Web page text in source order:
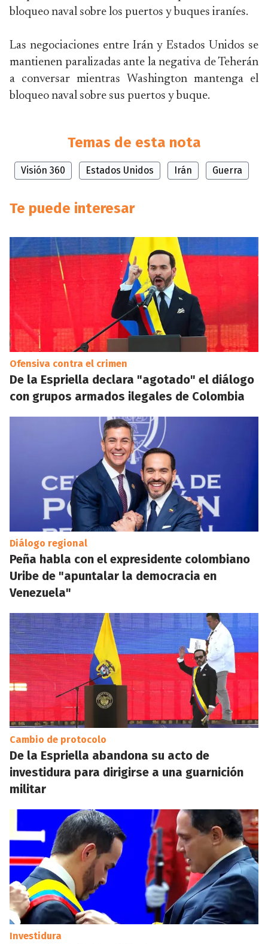
bloqueo naval sobre los puertos y buques iraníes.
Las negociaciones entre Irán y Estados Unidos se
mantienen paralizadas ante la negativa de Teherán
a conversar mientras Washington mantenga el
bloqueo naval sobre sus puertos y buque.
Temas de esta nota
Visión 360 Estados Unidos Irán Guerra
Te puede interesar
Ofensiva contra el crimen
De la Espriella declara "agotado" el diálogo
con grupos armados ilegales de Colombia
Diálogo regional
Peña habla con el expresidente colombiano
Uribe de "apuntalar la democracia en
Venezuela"
Cambio de protocolo
De la Espriella abandona su acto de
investidura para dirigirse a una guarnición
militar
Investidura